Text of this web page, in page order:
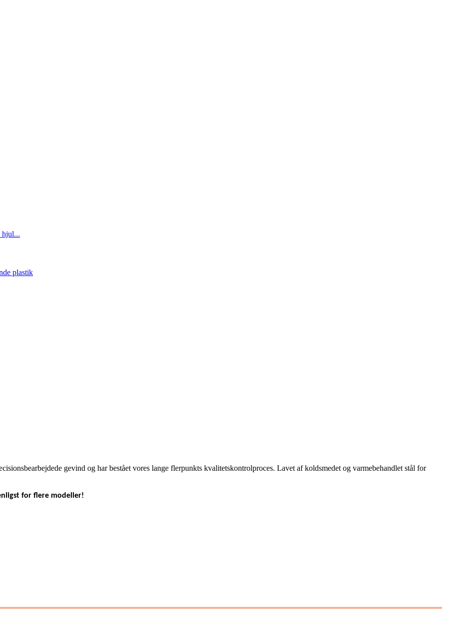
gevind og har bestået vores lange flerpunkts kvalitetskontrolproces. Lavet af koldsmedet og varmebehandlet stål for
for flere modeller!